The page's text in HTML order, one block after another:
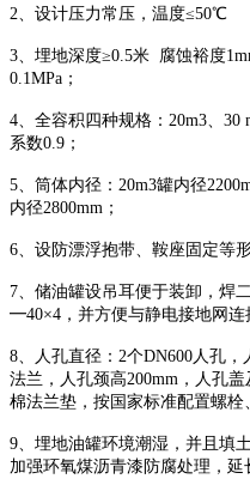
2、设计压力常压，温度≤50℃
3、埋地深度≥0.5米 腐蚀裕度
0.1MPa；
4、全容积四种规格：20m3、30
系数0.9；
5、筒体内径：20m3罐内径
内径2800mm；
6、设防漂浮抱带、鞍座固定等
7、储油罐设吊耳便于装卸，焊
━40×4，并方便与静电接地网连
8、人孔直径：2个DN600人孔
法兰，人孔颈高200mm，人孔
棉法兰垫，按国家标准配置螺栓
9、埋地油罐环境潮湿，并且填
加强环氧煤沥青漆防腐处理，延